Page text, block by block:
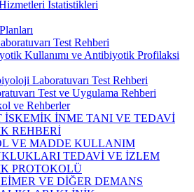
İstatistikleri
Test Rehberi
Kullanımı ve Antibiyotik Profilaksi
Laboratuvarı Test Rehberi
Test ve Uygulama Rehberi
ve Rehberler
İSKEMİK İNME TANI VE TEDAVİ
REHBERİ
VE MADDE KULLANIM
TEDAVİ VE İZLEM
PROTOKOLÜ
VE DİĞER DEMANS